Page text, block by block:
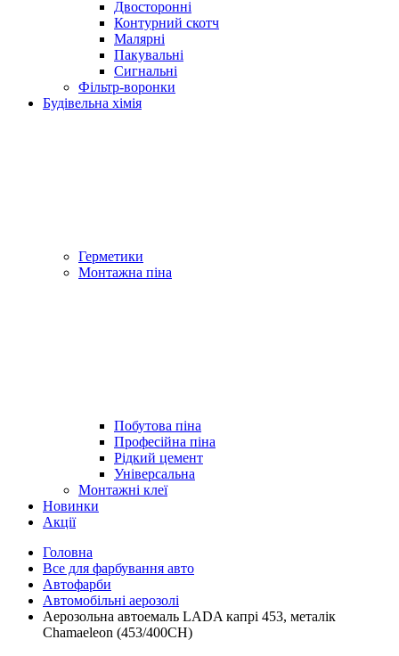
Двосторонні
Контурний скотч
Малярні
Пакувальні
Сигнальні
Фільтр-воронки
Будівельна хімія
Герметики
Монтажна піна
Побутова піна
Професійна піна
Рідкий цемент
Універсальна
Монтажні клеї
Новинки
Акції
Головна
Все для фарбування авто
Автофарби
Автомобільні аерозолі
Аерозольна автоемаль LADA капрі 453, металік
Chamaeleon (453/400CH)